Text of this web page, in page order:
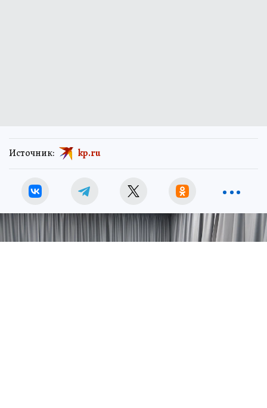
Источник: kp.ru